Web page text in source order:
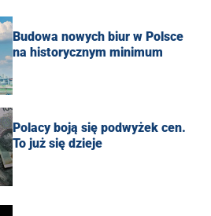
Budowa nowych biur w Polsce
na historycznym minimum
Polacy boją się podwyżek cen.
To już się dzieje